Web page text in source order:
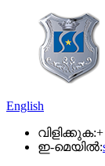
English
വിളിക്കുക:+
ഇ-മെയിൽ: